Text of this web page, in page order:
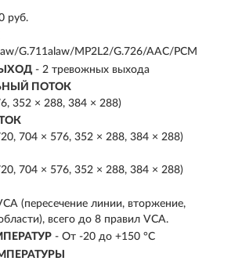
руб.
G.711alaw/MP2L2/G.726/AAC/PCM
- 2 тревожных выхода
ПОТОК
352 × 288, 384 × 288)
704 × 576, 352 × 288, 384 × 288)
704 × 576, 352 × 288, 384 × 288)
(пересечение линии, вторжение,
всего до 8 правил VCA.
- От -20 до +150 °C